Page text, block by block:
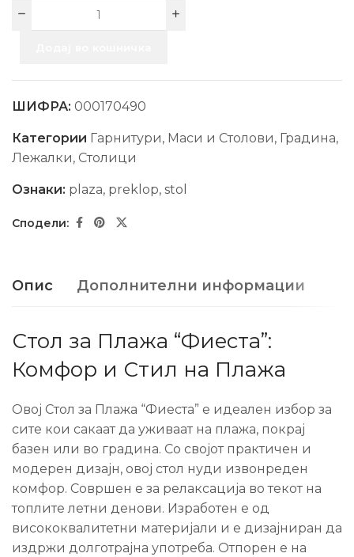
ШИФРА: 000170490
Категории Гарнитури, Маси и Столови, Градина,
Лежалки, Столици
Ознаки: plaza, preklop, stol
Опис Дополнителни информации
Стол за Плажа “Фиеста”:
Комфор и Стил на Плажа
Овој Стол за Плажа “Фиеста” е идеален избор за
сите кои сакаат да уживаат на плажа, покрај
базен или во градина. Со својот практичен и
модерен дизајн, овој стол нуди извонреден
комфор. Совршен е за релаксација во текот на
топлите летни денови. Изработен е од
висококвалитетни материјали и е дизајниран да
издржи долготрајна употреба. Отпорен е на